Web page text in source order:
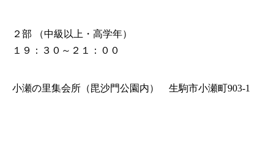
２部 （中級以上・高学年）
１９：３０～２１：００
小瀬の里集会所（毘沙門公園内） 生駒市小瀬町903-1